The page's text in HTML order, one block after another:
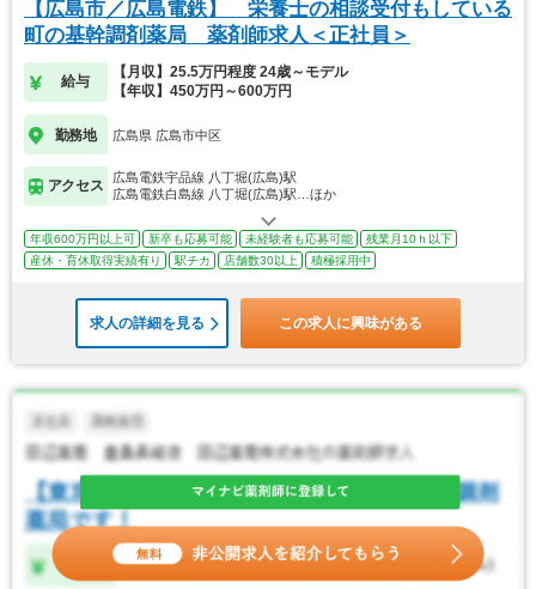
【広島市／広島電鉄】 栄養士の相談受付もしている
町の基幹調剤薬局 薬剤師求人＜正社員＞
給与
【月収】25.5万円程度 24歳～モデル
【年収】450万円～600万円
勤務地 広島県 広島市中区
アクセス
広島電鉄宇品線 八丁堀(広島)駅
広島電鉄白島線 八丁堀(広島)駅…ほか
年収600万円以上可 新卒も応募可能 未経験者も応募可能
残業月10ｈ以下
産休・育休取得実績有り
駅チカ 店舗数30以上 積極採用中
求人の詳細を見る この求人に興味がある